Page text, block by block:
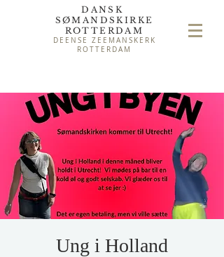
DANSK
SØMAND SKIRKE
ROTTERDAM
DEENSE ZEEMANSKERK
ROTTERDAM
Ung i Holland